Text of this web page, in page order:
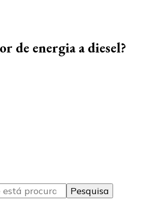
de energia a diesel?